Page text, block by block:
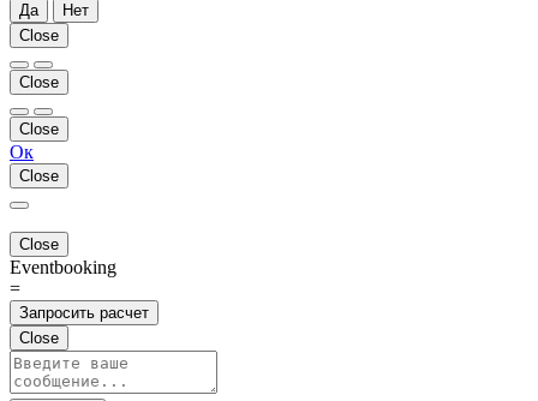
Да
Нет
Close
Close
Close
Ок
Close
Close
Eventbooking
=
Запросить расчет
Close